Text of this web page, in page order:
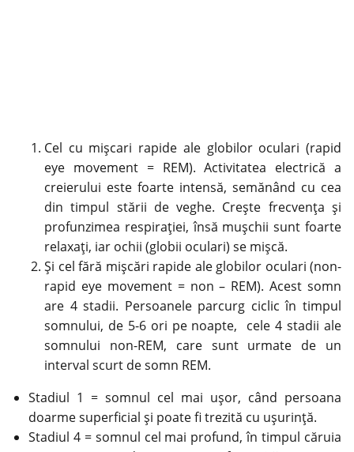
Cel cu mișcari rapide ale globilor oculari (rapid
eye movement = REM). Activitatea electrică a
creierului este foarte intensă, semănând cu cea
din timpul stării de veghe. Crește frecvența și
profunzimea respirației, însă mușchii sunt foarte
relaxați, iar ochii (globii oculari) se mișcă.
Și cel fără mișcări rapide ale globilor oculari (non-
rapid eye movement = non – REM). Acest somn
are 4 stadii. Persoanele parcurg ciclic în timpul
somnului, de 5-6 ori pe noapte, cele 4 stadii ale
somnului non-REM, care sunt urmate de un
interval scurt de somn REM.
Stadiul 1 = somnul cel mai ușor, când persoana
doarme superficial și poate fi trezită cu ușurință.
Stadiul 4 = somnul cel mai profund, în timpul căruia